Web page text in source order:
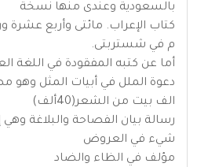
بالسعودية وعندى منها نسخة
م في شستربتى.
أما عن كتبه المفقودة في اللغة
دعوة الملل في أبيات المثل
الف بيت من الشعر(40ألف)
رسالة بيان الفصاحة والبلاغة
شيء في العروض
مؤلف في الظاء والضاد